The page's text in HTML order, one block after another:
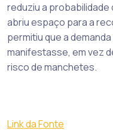
reduziu a
abriu espaço para a
permitiu que a
manifestasse, em vez
risco de manchetes.
Link da Fonte